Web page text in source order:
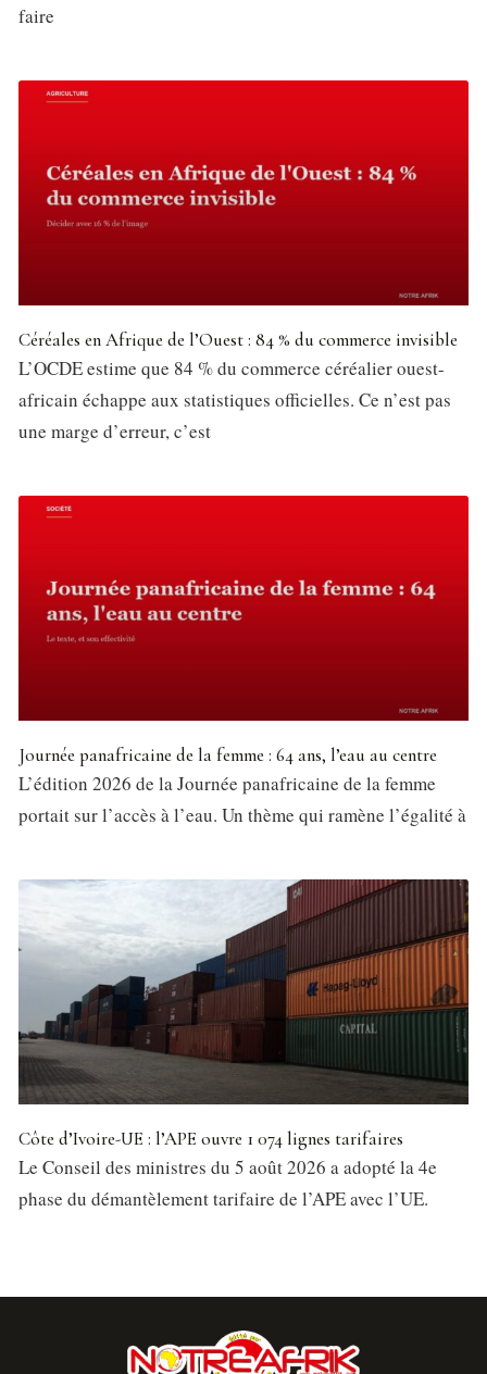
faire
Céréales en Afrique de l’Ouest : 84 % du commerce invisible
L’OCDE estime que 84 % du commerce céréalier ouest-
africain échappe aux statistiques officielles. Ce n’est pas
une marge d’erreur, c’est
Journée panafricaine de la femme : 64 ans, l’eau au centre
L’édition 2026 de la Journée panafricaine de la femme
portait sur l’accès à l’eau. Un thème qui ramène l’égalité à
Côte d’Ivoire-UE : l’APE ouvre 1 074 lignes tarifaires
Le Conseil des ministres du 5 août 2026 a adopté la 4e
phase du démantèlement tarifaire de l’APE avec l’UE.